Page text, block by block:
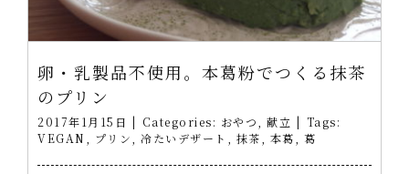
卵・乳製品不使用。本葛粉でつくる抹茶
のプリン
2017年1月15日 | Categories: おやつ 献立 | Tags:
VEGAN
プリン 冷たいデザート 抹茶 本葛 葛